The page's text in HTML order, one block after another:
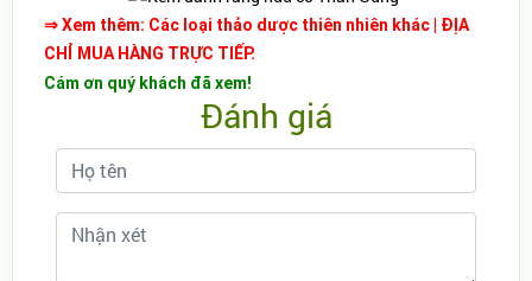
⇒ Xem thêm: Các loại thảo dược thiên nhiên khác| ĐỊA
CHỈ MUA HÀNG TRỰC TIẾP.
Cám ơn quý khách đã xem!
Đánh giá